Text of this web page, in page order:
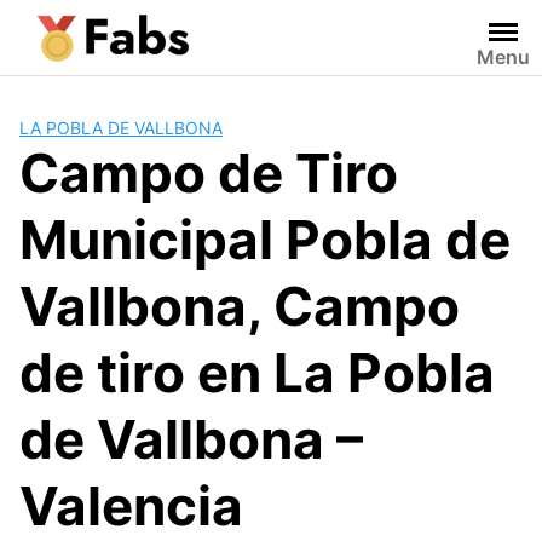
Saltar
contenido
Menu
LA POBLA DE VALLBONA
Campo de Tiro
Municipal Pobla de
Vallbona, Campo
de tiro en La Pobla
de Vallbona –
Valencia